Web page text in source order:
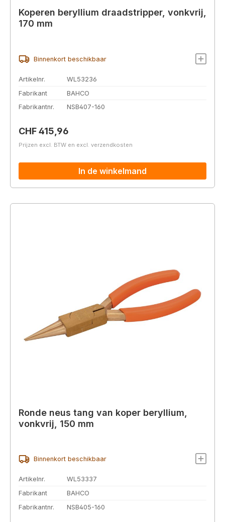
Koperen beryllium draadstripper, vonkvrij,
170 mm
Binnenkort beschikbaar
Artikelnr.
WL53236
Fabrikant
BAHCO
Fabrikantnr.
NSB407-160
Normale prijs:
CHF 415,96
Prijzen excl. BTW en excl. verzendkosten
In de winkelmand
Ronde neus tang van koper beryllium,
vonkvrij, 150 mm
Binnenkort beschikbaar
Artikelnr.
WL53337
Fabrikant
BAHCO
Fabrikantnr.
NSB405-160